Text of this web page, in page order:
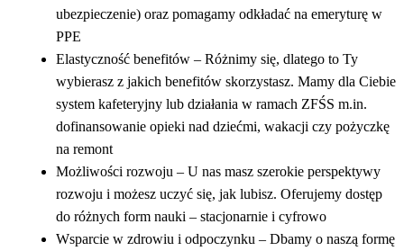
ubezpieczenie) oraz pomagamy odkładać na emeryturę w
PPE
Elastyczność benefitów – Różnimy się, dlatego to Ty
wybierasz z jakich benefitów skorzystasz. Mamy dla Ciebie
system kafeteryjny lub działania w ramach ZFŚS m.in.
dofinansowanie opieki nad dziećmi, wakacji czy pożyczkę
na remont
Możliwości rozwoju – U nas masz szerokie perspektywy
rozwoju i możesz uczyć się, jak lubisz. Oferujemy dostęp
do różnych form nauki – stacjonarnie i cyfrowo
Wsparcie w zdrowiu i odpoczynku – Dbamy o naszą formę